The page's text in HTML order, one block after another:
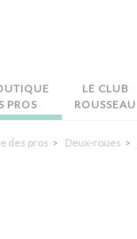
PROS
LE CLUB
ROUSSEAU
des pros Deux-roues